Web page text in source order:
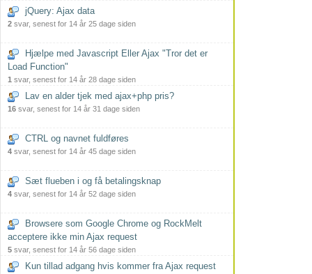
jQuery: Ajax data
2 svar, senest for 14 år 25 dage siden
Hjælpe med Javascript Eller Ajax "Tror det er
Load Function"
1 svar, senest for 14 år 28 dage siden
Lav en alder tjek med ajax+php pris?
16 svar, senest for 14 år 31 dage siden
CTRL og navnet fuldføres
4 svar, senest for 14 år 45 dage siden
Sæt flueben i og få betalingsknap
4 svar, senest for 14 år 52 dage siden
Browsere som Google Chrome og RockMelt
acceptere ikke min Ajax request
5 svar, senest for 14 år 56 dage siden
Kun tillad adgang hvis kommer fra Ajax request